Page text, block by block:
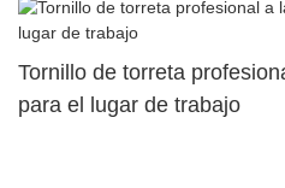
Tornillo de torreta
para el lugar de trabajo